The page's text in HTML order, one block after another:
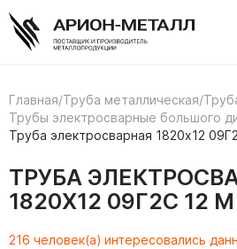
Главная/Труба металлическая/
Трубы электросварные большого
Труба электросварная 1820х12
ТРУБА
1820Х12 09Г2С 12 М
216 человек(а) интересовались